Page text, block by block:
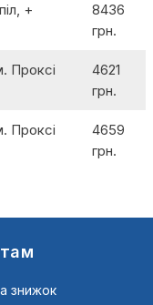
+
8436
грн.
Проксі
4621
грн.
Проксі
4659
грн.
знижок